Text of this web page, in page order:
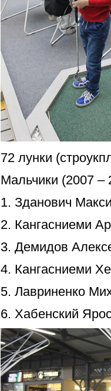
72 лунки
Мальчики (2007 –
1. Зданович
2. Кангасниеми
3. Демидов
4. Кангасниеми
5. Лавриненко
6. Хабенский